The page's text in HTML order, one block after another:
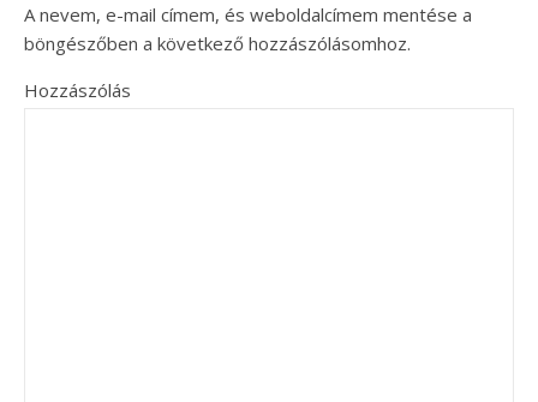
A nevem, e-mail címem, és weboldalcímem mentése a
böngészőben a következő hozzászólásomhoz.
Hozzászólás